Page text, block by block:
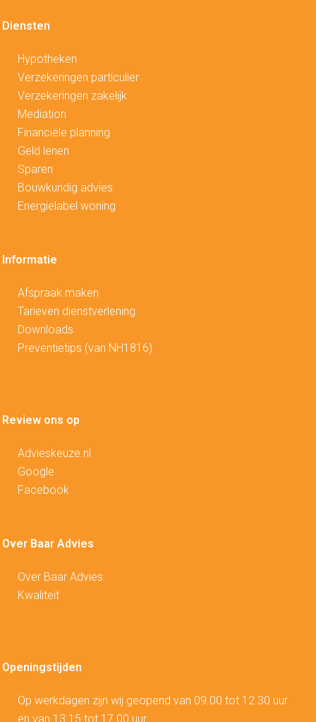
Diensten
Hypotheken
Verzekeringen particulier
Verzekeringen zakelijk
Mediation
Financiële planning
Geld lenen
Sparen
Bouwkundig advies
Energielabel woning
Informatie
Afspraak maken
Tarieven dienstverlening
Downloads
Preventietips (van NH1816)
Review ons op
Advieskeuze.nl
Google
Facebook
Over Baar Advies
Over Baar Advies
Kwaliteit
Openingstijden
Op werkdagen zijn wij geopend van 09.00 tot 12.30 uur
en van 13.15 tot 17.00 uur.